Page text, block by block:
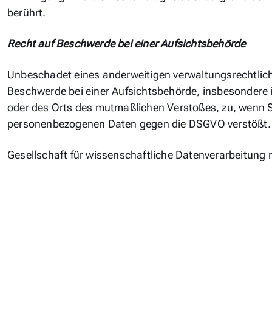
berührt.
Recht auf Beschwerde bei einer Aufsichtsbehörde
Unbeschadet eines anderweitigen
Beschwerde bei einer Aufsichtsbehörde,
oder des Orts des mutmaßlichen Verstoßes, zu, wenn
personenbezogenen Daten gegen die DSGVO verstößt.
Gesellschaft für wissenschaftliche Datenverarbeitung